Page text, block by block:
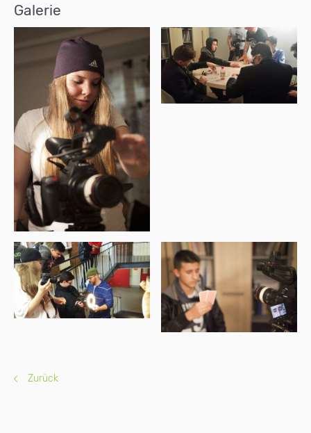
Galerie
Zurück